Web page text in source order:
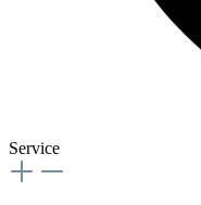
Service